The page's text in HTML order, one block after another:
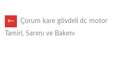
POST
←
Çorum kare gövdeli dc motor
Tamiri, Sarımı ve Bakımı